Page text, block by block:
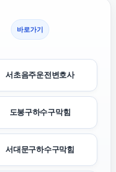
바로가기
서초음주운전변호사
도봉구하수구막힘
서대문구하수구막힘